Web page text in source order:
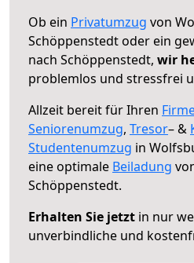
Ob ein Privatumzug von
Schöppenstedt oder ein
nach Schöppenstedt, wir
problemlos und stressfrei
Allzeit bereit für Ihren
Seniorenumzug, Tresor– &
Studentenumzug in
eine optimale Beiladung
Schöppenstedt.
Erhalten Sie jetzt in nur
unverbindliche und